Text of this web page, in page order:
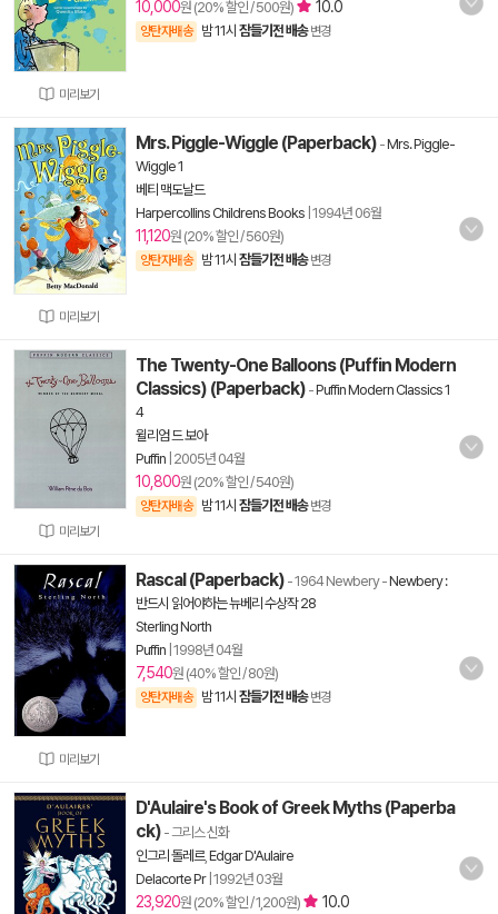
미리보기
10,000원 (20% 할인 / 500원) 10.0
양탄자배송 밤 11시 잠들기전 배송 변경
미리보기
Mrs. Piggle-Wiggle (Paperback) -Mrs. Piggle-
Wiggle 1
베티 맥도날드
Harpercollins Childrens Books 1994년 06월
11,120원 (20% 할인 / 560원)
양탄자배송 밤 11시 잠들기전 배송 변경
미리보기
The Twenty-One Balloons (Puffin Modern
Classics) (Paperback) -Puffin Modern Classics 1
4
윌리엄 드 보아
Puffin 2005년 04월
10,800원 (20% 할인 / 540원)
양탄자배송 밤 11시 잠들기전 배송 변경
미리보기
Rascal (Paperback) - 1964 Newbery-Newbery :
반드시 읽어야하는 뉴베리 수상작 28
Sterling North
Puffin 1998년 04월
7,540원 (40% 할인 / 80원)
양탄자배송 밤 11시 잠들기전 배송 변경
D'Aulaire's Book of Greek Myths (Paperba
ck) - 그리스 신화
인그리 돌레르, Edgar D'Aulaire
Delacorte Pr 1992년 03월
23,920원 (20% 할인 / 1,200원) 10.0